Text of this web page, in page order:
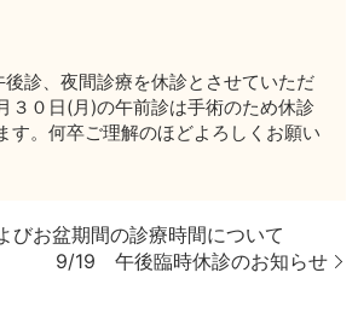
後診、夜間診療を休診とさせていただ
３０日(月)の午前診は手術のため休診
す。何卒ご理解のほどよろしくお願い
びお盆期間の診療時間について
9/19 午後臨時休診のお知らせ